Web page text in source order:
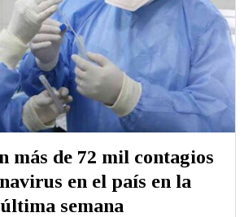
más de 72 mil contagios
en el país en la
última semana